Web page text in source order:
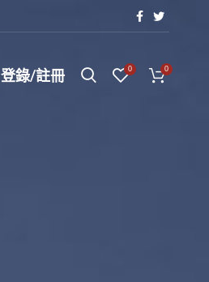
登錄/註冊 0 0